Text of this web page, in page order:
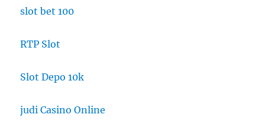
slot bet 100
RTP Slot
Slot Depo 10k
judi Casino Online